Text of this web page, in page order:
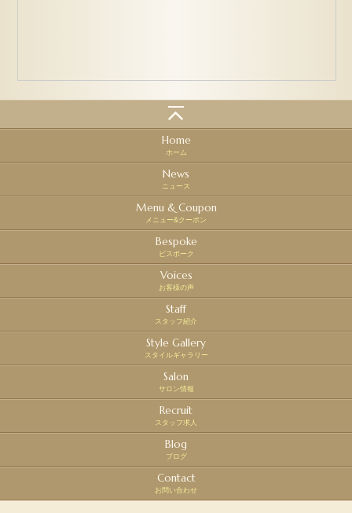
Home
ホーム
News
ニュース
Menu & Coupon
メニュー&クーポン
Bespoke
ビスポーク
Voices
お客様の声
Staff
スタッフ紹介
Style Gallery
スタイルギャラリー
Salon
サロン情報
Recruit
スタッフ求人
Blog
ブログ
Contact
お問い合わせ